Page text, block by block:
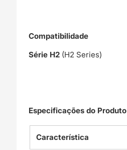
Compatibilidade
Série H2 (H2 Series)
Especificações do Produto
Característica